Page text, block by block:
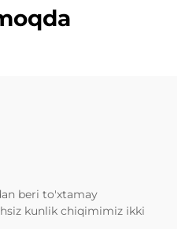
beri to'xtamay
kunlik chiqimimiz ikki